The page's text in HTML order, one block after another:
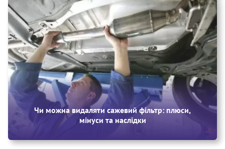
Чи можна видаляти сажевий фільтр: плюси,
мінуси та наслідки